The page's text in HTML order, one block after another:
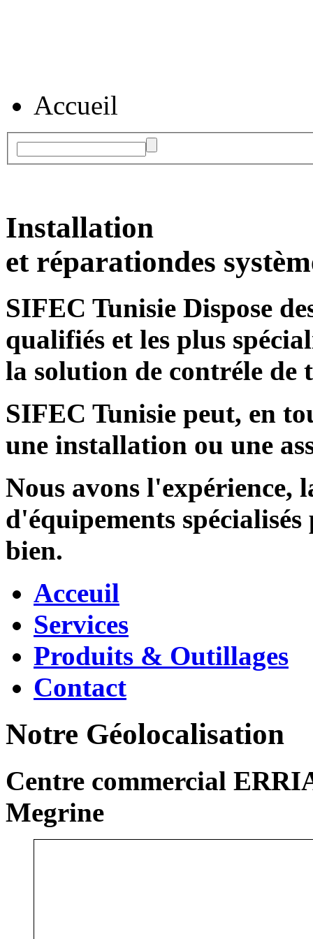
Accueil
Installation
et réparationdes
SIFEC Tunisie Dispose
qualifiés et les plus
la solution de contréle de
SIFEC Tunisie peut, en
une installation ou une
Nous avons l'expérience,
d'équipements
bien.
Acceuil
Services
Produits & Outillages
Contact
Notre Géolocalisation
Centre commercial
Megrine